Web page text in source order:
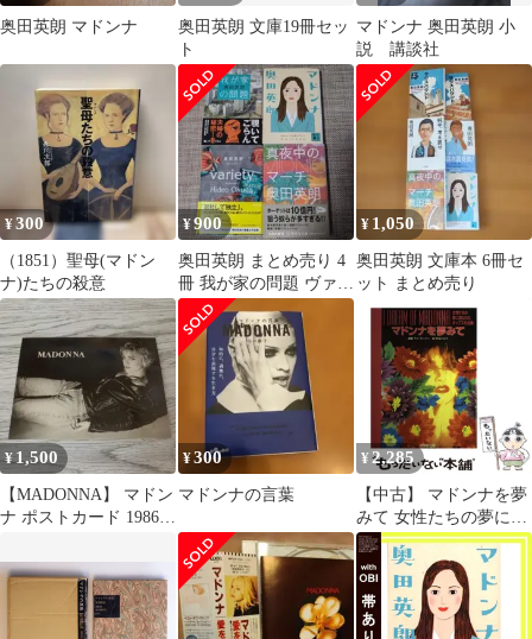
奥田英朗 マドンナ
奥田英朗 文庫19冊セッ
ト
マドンナ 奥田英朗 小
説 講談社
¥300
（1851）聖母(マドン
ナ)たちの殺意
¥900
奥田英朗 まとめ売り 4
冊 我が家の問題 ヴァラ
エティ 真夜中のマーチ
他
¥ 1,050
奥田英朗 文庫本 6冊セ
ット まとめ売り
¥ 1,500
【MADONNA】 マドン
ナ ポストカード 1986年
書
¥300
マドンナの言葉
¥ 2,285
【中古】 マドンナを夢
みて 女性たちの夢に現
われたポップスの女神 /
ケイ・ターナー、中谷
ハルナ / 同朋舎出版